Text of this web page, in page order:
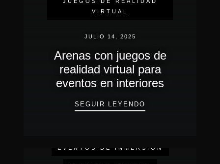
VIRTUAL
JULIO 14, 2025
Arenas con juegos de
realidad virtual para
eventos en interiores
SEGUIR LEYENDO
EVENTOS DE INMERSIÓN